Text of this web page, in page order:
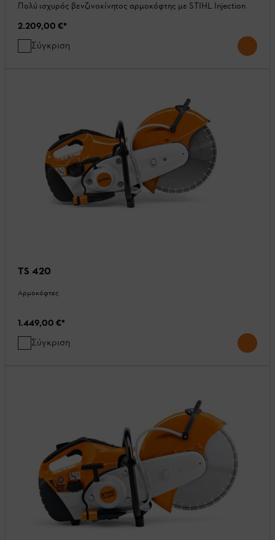
Πολύ ισχυρός βενζινοκίνητος αρμοκόφτης με STIHL Injection
2.209,00 €*
Σύγκριση
TS 420
Αρμοκόφτες
1.449,00 €*
Σύγκριση